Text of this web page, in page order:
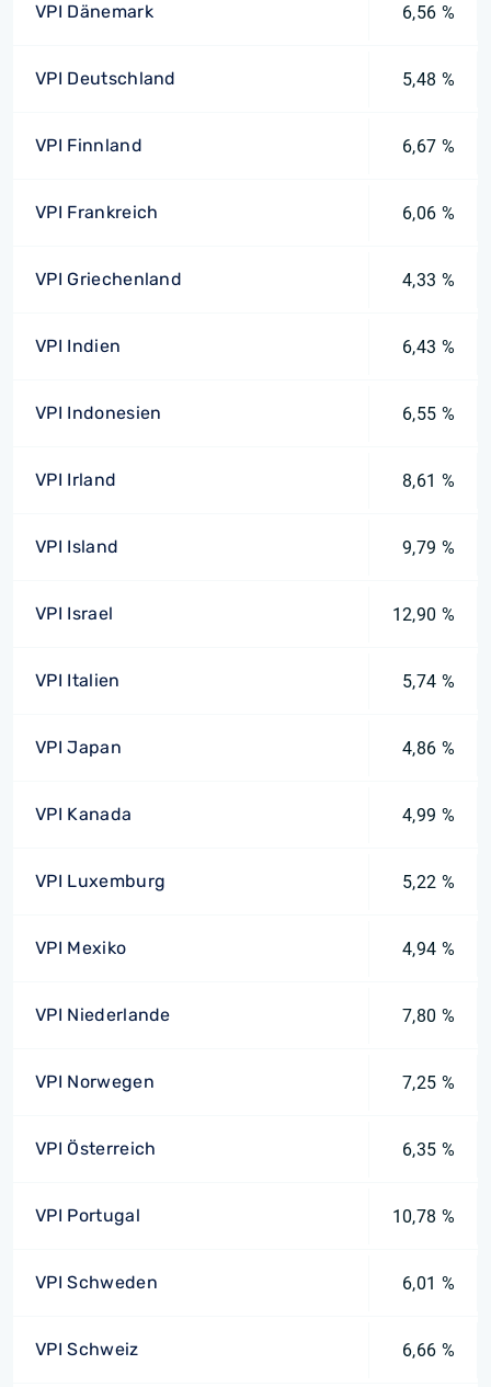
VPI Dänemark 6,56 %
VPI Deutschland 5,48 %
VPI Finnland 6,67 %
VPI Frankreich 6,06 %
VPI Griechenland 4,33 %
VPI Indien 6,43 %
VPI Indonesien 6,55 %
VPI Irland 8,61 %
VPI Island 9,79 %
VPI Israel 12,90 %
VPI Italien 5,74 %
VPI Japan 4,86 %
VPI Kanada 4,99 %
VPI Luxemburg 5,22 %
VPI Mexiko 4,94 %
VPI Niederlande 7,80 %
VPI Norwegen 7,25 %
VPI Österreich 6,35 %
VPI Portugal 10,78 %
VPI Schweden 6,01 %
VPI Schweiz 6,66 %